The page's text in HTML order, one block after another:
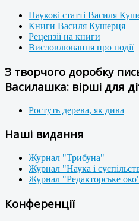
Наукові статті Василя
Книги Василя Кушерця
Рецензії на книги
Висловлювання про події
З творчого доробку
Василашка: вірші для
Ростуть дерева, як дива
Наші видання
Журнал "Трибуна"
Журнал "Наука і
Журнал "Редакторське
Конференції